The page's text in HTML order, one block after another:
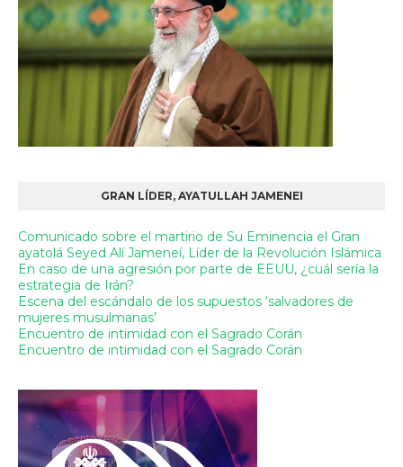
GRAN LÍDER, AYATULLAH JAMENEI
Comunicado sobre el martirio de Su Eminencia el Gran
ayatolá Seyed Alí Jameneí, Líder de la Revolución Islámica
En caso de una agresión por parte de EEUU, ¿cuál sería la
estrategia de Irán?
Escena del escándalo de los supuestos ‘salvadores de
mujeres musulmanas’
Encuentro de intimidad con el Sagrado Corán
Encuentro de intimidad con el Sagrado Corán